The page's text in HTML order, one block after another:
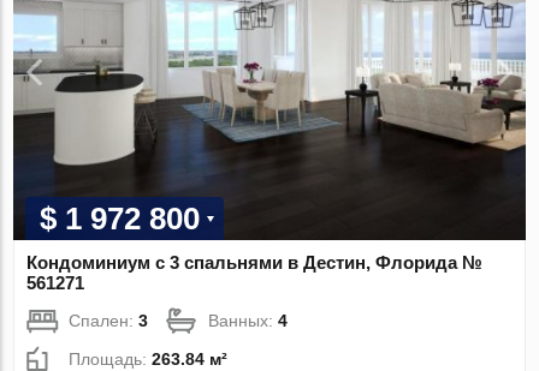
$ 1 972 800
Кондоминиум с 3 спальнями в Дестин, Флорида №
561271
Спален:3 Ванных:4
Площадь:263.84 м²